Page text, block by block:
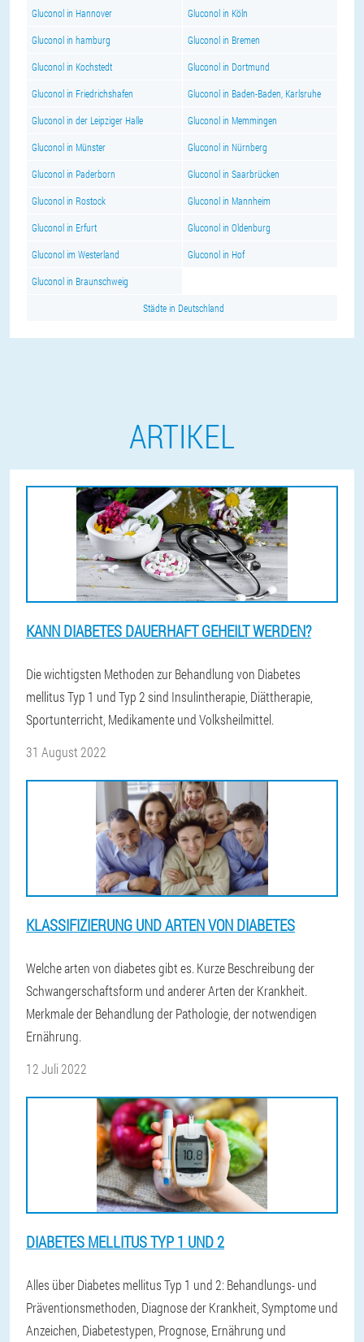
Gluconol in Hannover Gluconol in Köln
Gluconol in hamburg Gluconol in Bremen
Gluconol in Kochstedt Gluconol in Dortmund
Gluconol in Friedrichshafen Gluconol in Baden-Baden, Karlsruhe
Gluconol in der Leipziger Halle Gluconol in Memmingen
Gluconol in Münster Gluconol in Nürnberg
Gluconol in Paderborn Gluconol in Saarbrücken
Gluconol in Rostock Gluconol in Mannheim
Gluconol in Erfurt Gluconol in Oldenburg
Gluconol im Westerland Gluconol in Hof
Gluconol in Braunschweig
Städte in Deutschland
ARTIKEL
KANN DIABETES DAUERHAFT GEHEILT WERDEN?
Die wichtigsten Methoden zur Behandlung von Diabetes
mellitus Typ 1 und Typ 2 sind Insulintherapie, Diättherapie,
Sportunterricht, Medikamente und Volksheilmittel.
31 August 2022
KLASSIFIZIERUNG UND ARTEN VON DIABETES
Welche arten von diabetes gibt es. Kurze Beschreibung der
Schwangerschaftsform und anderer Arten der Krankheit.
Merkmale der Behandlung der Pathologie, der notwendigen
Ernährung.
12 Juli 2022
DIABETES MELLITUS TYP 1 UND 2
Alles über Diabetes mellitus Typ 1 und 2: Behandlungs- und
Präventionsmethoden, Diagnose der Krankheit, Symptome und
Anzeichen, Diabetestypen, Prognose, Ernährung und